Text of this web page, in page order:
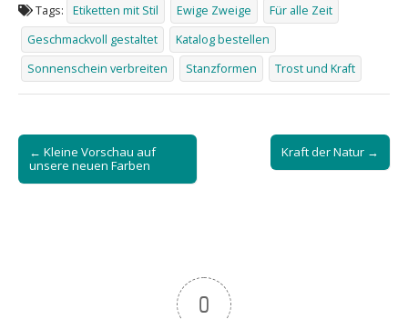
Tags: Etiketten mit Stil Ewige Zweige
Für alle Zeit
Geschmackvoll gestaltet
Katalog bestellen
Sonnenschein verbreiten
Stanzformen Trost und Kraft
Post
navigation
← Kleine Vorschau auf
unsere neuen Farben
Kraft der Natur →
0